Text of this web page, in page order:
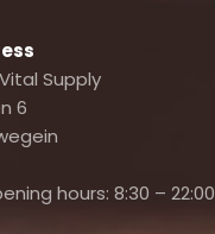
Supply
6
hours: 8:30 – 22:00